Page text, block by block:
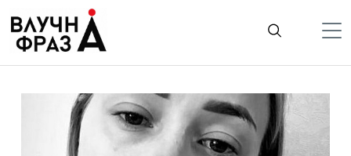
содержимому
Гроші
Життя